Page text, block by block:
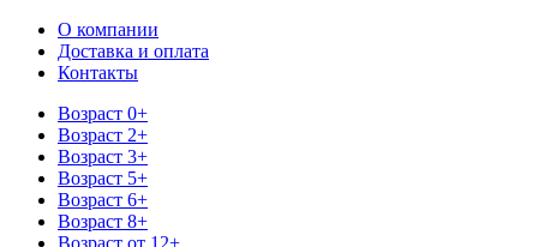
О компании
Доставка и оплата
Контакты
Возраст 0+
Возраст 2+
Возраст 3+
Возраст 5+
Возраст 6+
Возраст 8+
Возраст от 12+